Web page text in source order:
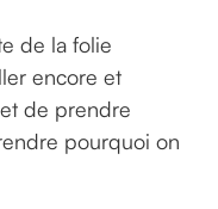
de la folie
encore et
de prendre
pourquoi on